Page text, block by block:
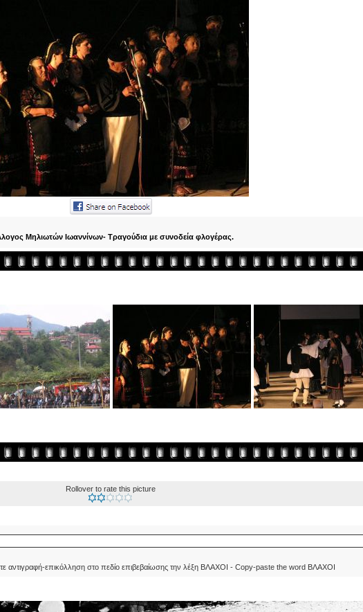
Μηλιωτών Ιωαννίνων- Τραγούδια με συνοδεία φλογέρας.
Rollover to rate this picture
αντιγραφή-επικόλληση στο πεδίο επιβεβαίωσης την λέξη ΒΛΑΧΟΙ - Copy-paste the word ΒΛΑΧΟΙ